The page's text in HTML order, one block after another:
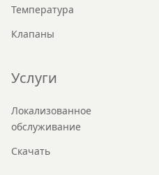
Температура
Клапаны
Услуги
Локализованное
обслуживание
Скачать